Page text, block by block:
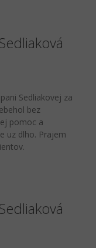
Sedliakovej za
bez
pomoc a
uz dlho. Prajem